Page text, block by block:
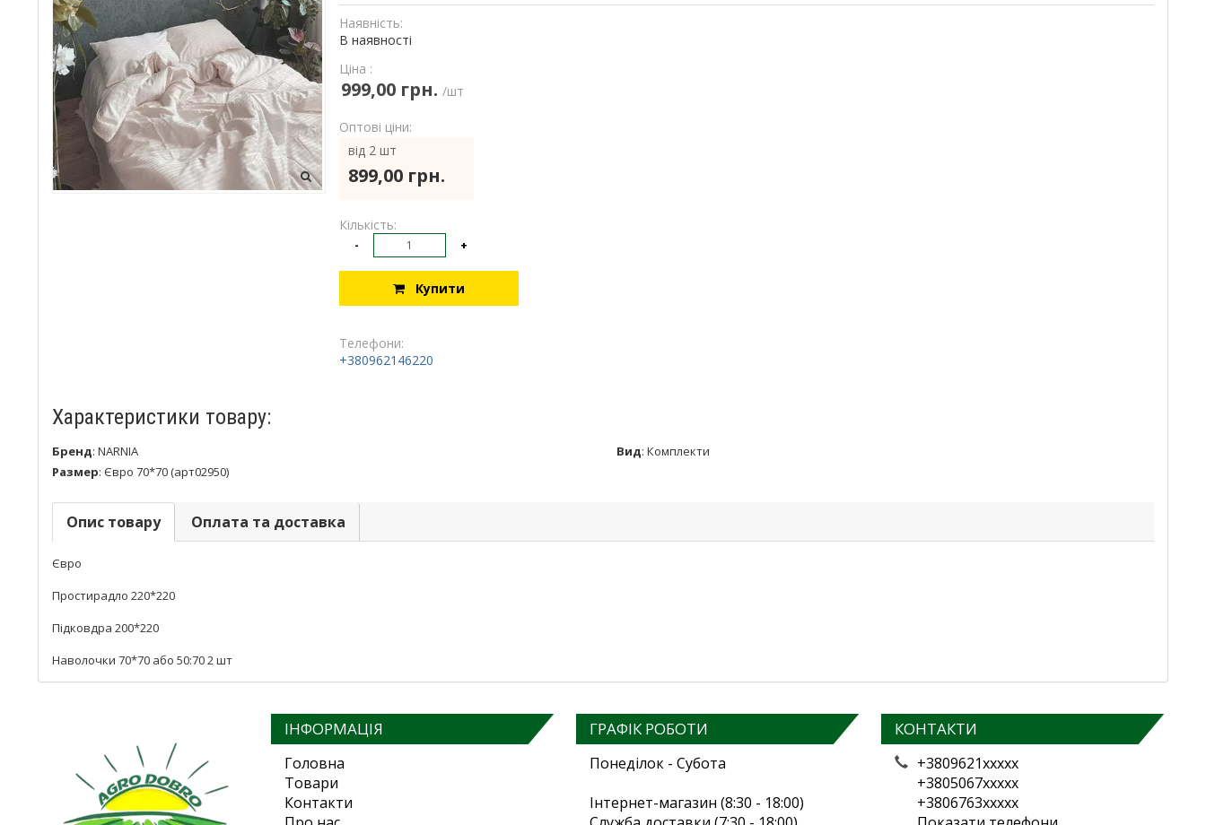
Наявність:
В наявності
Ціна :
999,00 грн. /шт
Оптові ціни:
від 2 шт
899,00 грн.
Кількість:
- +
Купити
Телефони:
+380962146220
Характеристики товару:
Бренд: NARNIA Вид: Комплекти
Размер: Євро 70*70 (арт02950)
Опис товару Оплата та доставка
Євро
Простирадло 220*220
Підковдра 200*220
Наволочки 70*70 або 50:70 2 шт
ІНФОРМАЦІЯ
Головна
Товари
Контакти
ГРАФІК РОБОТИ
Понеділок - Субота
Інтернет-магазин (8:30 - 18:00)
КОНТАКТИ
+3809621xxxxx
+3805067xxxxx
+3806763xxxxx